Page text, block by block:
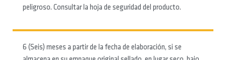
peligroso. Consultar la hoja de seguridad del producto.
6 (Seis) meses a partir de la fecha de elaboración, si se